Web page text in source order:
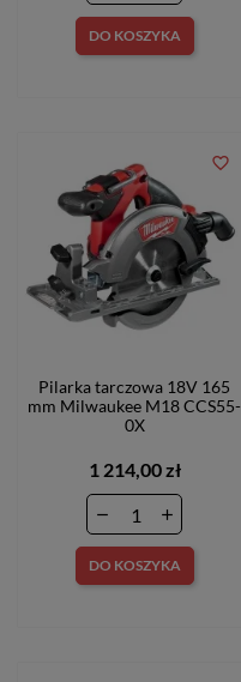
DO KOSZYKA
Pilarka tarczowa 18V 165
mm Milwaukee M18 CCS55-
0X
1 214,00 zł
DO KOSZYKA
favorite_border